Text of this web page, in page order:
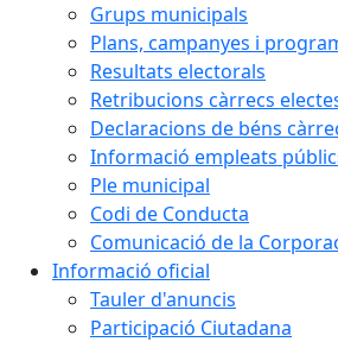
Grups municipals
Plans, campanyes i
Resultats electorals
Retribucions càrrecs
Declaracions de béns
Informació empleats
Ple municipal
Codi de Conducta
Comunicació de la
Informació oficial
Tauler d'anuncis
Participació Ciutadana